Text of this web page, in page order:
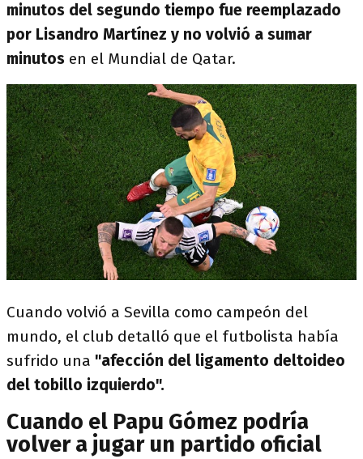
minutos del segundo tiempo fue reemplazado
por Lisandro Martínez y no volvió a sumar
minutos en el Mundial de Qatar.
Cuando volvió a Sevilla como campeón del
mundo, el club detalló que el futbolista había
sufrido una "afección del ligamento deltoideo
del tobillo izquierdo".
Cuando el Papu Gómez podría
volver a jugar un partido oficial